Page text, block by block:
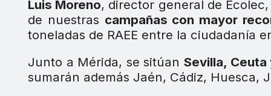
Luis Moreno, director general de
de nuestras campañas con mayor
toneladas de RAEE entre la ciudadanía
Junto a Mérida, se sitúan Sevilla, Ceuta
sumarán además Jaén, Cádiz, Huesca,